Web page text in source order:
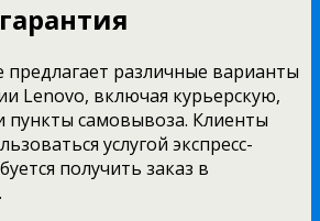
предлагает различные варианты
Lenovo, включая курьерскую,
пункты самовывоза. Клиенты
услугой экспресс-
получить заказ в